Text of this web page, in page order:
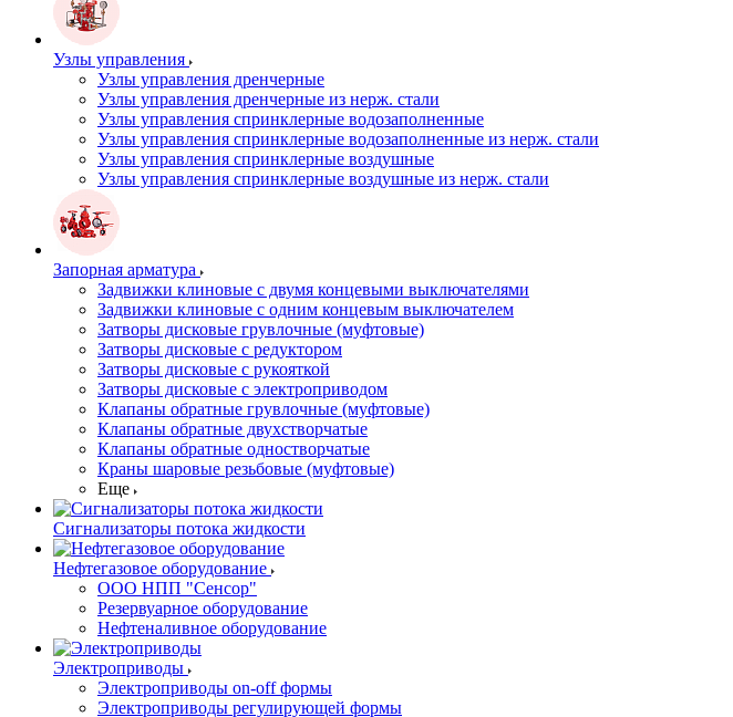
Узлы управления
Узлы управления дренчерные
Узлы управления дренчерные из нерж. стали
Узлы управления спринклерные водозаполненные
Узлы управления спринклерные водозаполненные из нерж. стали
Узлы управления спринклерные воздушные
Узлы управления спринклерные воздушные из нерж. стали
Запорная арматура
Задвижки клиновые с двумя концевыми выключателями
Задвижки клиновые с одним концевым выключателем
Затворы дисковые грувлочные (муфтовые)
Затворы дисковые с редуктором
Затворы дисковые с рукояткой
Затворы дисковые с электроприводом
Клапаны обратные грувлочные (муфтовые)
Клапаны обратные двухстворчатые
Клапаны обратные одностворчатые
Краны шаровые резьбовые (муфтовые)
Еще
Сигнализаторы потока жидкости
Нефтегазовое оборудование
ООО НПП "Сенсор"
Резервуарное оборудование
Нефтеналивное оборудование
Электроприводы
Электроприводы on-off формы
Электроприводы регулирующей формы